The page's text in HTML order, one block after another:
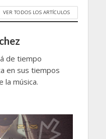
VER TODOS LOS ARTÍCULOS
de tiempo
en sus tiempos
la música.